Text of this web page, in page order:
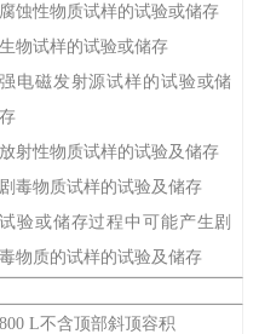
腐蚀性物质试样的试验或储存
生物试样的试验或储存
强电磁发射源试样的试验或储
存
放射性物质试样的试验及储存
剧毒物质试样的试验及储存
试验或储存过程中可能产生剧
毒物质的试样的试验及储存
800 L不含顶部斜顶容积